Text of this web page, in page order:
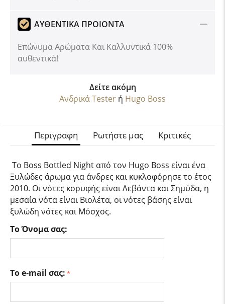
ΑΥΘΕΝΤΙΚΑ ΠΡΟΙΟΝΤΑ
Επώνυμα Αρώματα Και Καλλυντικά 100%
αυθεντικά!
Δείτε ακόμη
Ανδρικά Tester ή Hugo Boss
Περιγραφη Ρωτήστε μας Κριτικές
Το Boss Bottled Night από τον Hugo Boss είναι ένα
Ξυλώδες άρωμα για άνδρες και κυκλοφόρησε το έτος
2010. Οι νότες κορυφής είναι Λεβάντα και Σημύδα, η
μεσαία νότα είναι Βιολέτα, οι νότες βάσης είναι
ξυλώδη νότες και Μόσχος.
Το Όνομα σας:
Το e-mail σας: